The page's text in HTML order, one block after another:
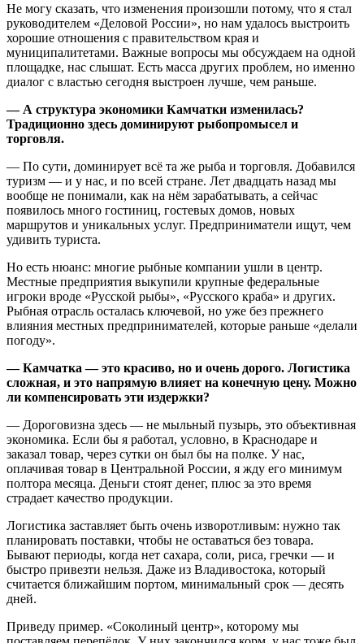
Не могу сказать, что изменения произошли потому, что я стал
руководителем «Деловой России», но нам удалось выстроить
хорошие отношения с правительством края и
муниципалитетами. Важные вопросы мы обсуждаем на одной
площадке, нас слышат. Есть масса других проблем, но именно
диалог с властью сегодня выстроен лучше, чем раньше.
— А структура экономики Камчатки изменилась?
Традиционно здесь доминируют рыбопромысел и
торговля.
— По сути, доминирует всё та же рыба и торговля. Добавился
туризм — и у нас, и по всей стране. Лет двадцать назад мы
вообще не понимали, как на нём зарабатывать, а сейчас
появилось много гостиниц, гостевых домов, новых
маршрутов и уникальных услуг. Предприниматели ищут, чем
удивить туриста.
Но есть нюанс: многие рыбные компании ушли в центр.
Местные предприятия выкупили крупные федеральные
игроки вроде «Русской рыбы», «Русского краба» и других.
Рыбная отрасль осталась ключевой, но уже без прежнего
влияния местных предпринимателей, которые раньше «делали
погоду».
— Камчатка — это красиво, но и очень дорого. Логистика
сложная, и это напрямую влияет на конечную цену. Можно
ли компенсировать эти издержки?
— Дороговизна здесь — не мыльный пузырь, это объективная
экономика. Если бы я работал, условно, в Краснодаре и
заказал товар, через сутки он был бы на полке. У нас,
оплачивая товар в Центральной России, я жду его минимум
полтора месяца. Деньги стоят денег, плюс за это время
страдает качество продукции.
Логистика заставляет быть очень изворотливым: нужно так
планировать поставки, чтобы не оставаться без товара.
Бывают периоды, когда нет сахара, соли, риса, гречки — и
быстро привезти нельзя. Даже из Владивостока, который
считается ближайшим портом, минимальный срок — десять
дней.
Приведу пример. «Соколиный центр», которому мы